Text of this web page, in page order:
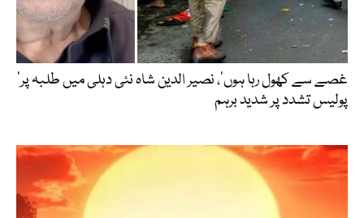
’غصے سے کھول رہا ہوں‘، نصیر الدین شاہ نئی دہلی میں طلبہ پر
پولیس تشدد پر شدید برہم